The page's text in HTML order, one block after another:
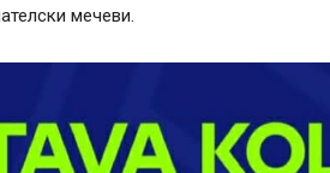
мечеви.